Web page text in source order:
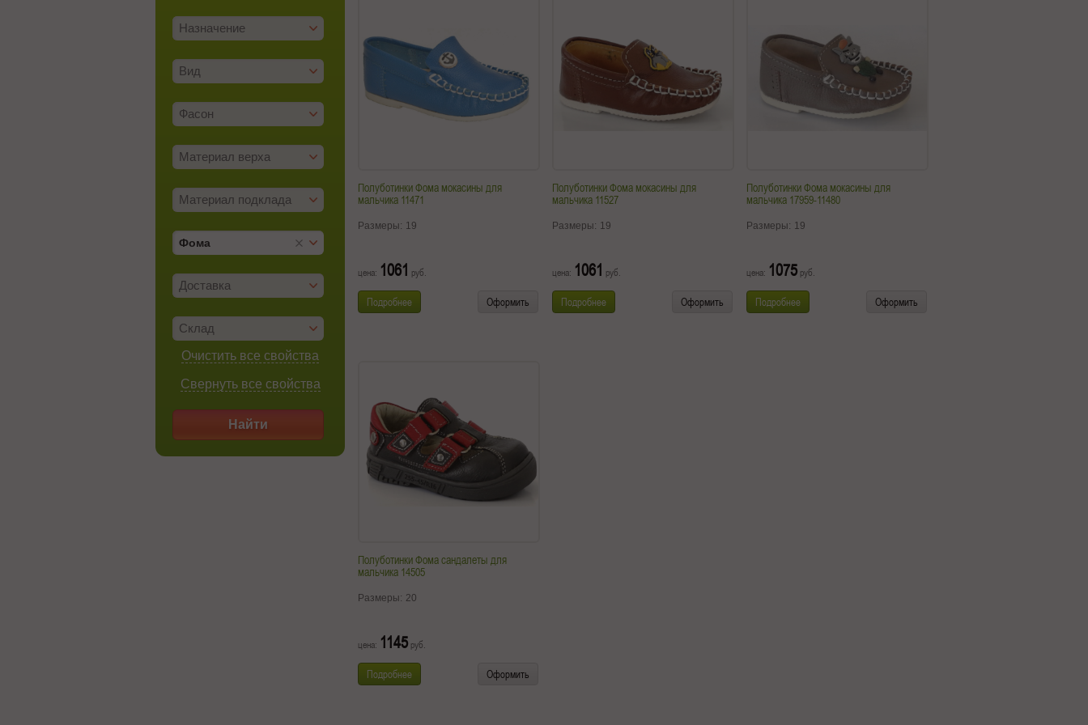
Назначение
Вид
Фасон
Материал верха
Материал подклада
Фома
Доставка
Склад
Очистить все свойства
Свернуть все свойства
Найти
Полуботинки Фома мокасины для
мальчика 11471
Размеры: 19
цена: 1061 руб.
Подробнее Оформить
Полуботинки Фома мокасины для
мальчика 11527
Размеры: 19
цена: 1061 руб.
Подробнее Оформить
Полуботинки Фома мокасины для
мальчика 17959-11480
Размеры: 19
цена: 1075 руб.
Подробнее Оформить
Полуботинки Фома сандалеты для
мальчика 14505
Размеры: 20
цена: 1145 руб.
Подробнее Оформить